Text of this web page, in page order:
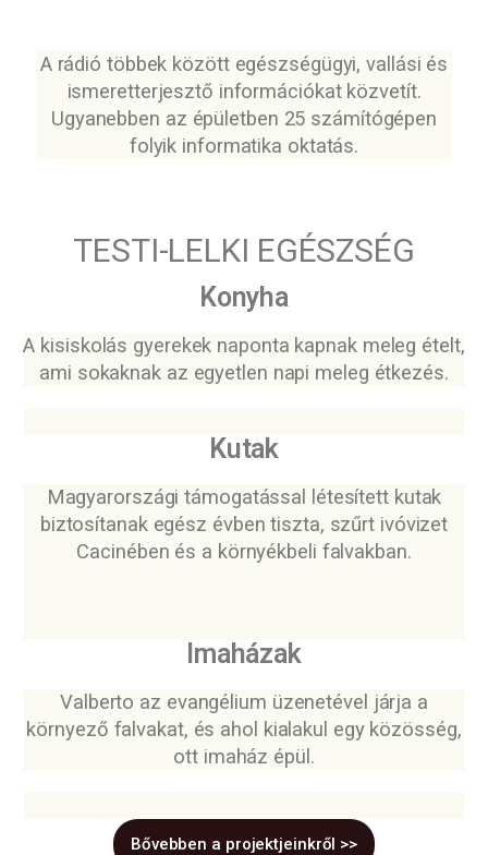
A rádió többek között egészségügyi, vallási és
ismeretterjesztő információkat közvetít.
Ugyanebben az épületben 25 számítógépen
folyik informatika oktatás.
TESTI-LELKI EGÉSZSÉG
Konyha
A kisiskolás gyerekek naponta kapnak meleg ételt,
ami sokaknak az egyetlen napi meleg étkezés.
Kutak
Magyarországi támogatással létesített kutak
biztosítanak egész évben tiszta, szűrt ivóvizet
Cacinében és a környékbeli falvakban.
Imaházak
Valberto az evangélium üzenetével járja a
környező falvakat, és ahol kialakul egy közösség,
ott imaház épül.
Bővebben a projektjeinkről >>